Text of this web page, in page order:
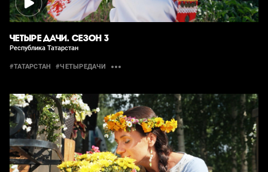
ЧЕТЫРЕ ДАЧИ. СЕЗОН 3
Республика Татарстан
#ТАТАРСТАН #ЧЕТЫРЕДАЧИ